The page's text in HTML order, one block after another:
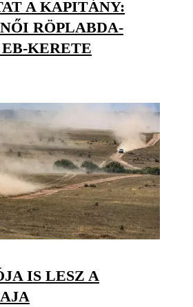
A KAPITÁNY:
RÖPLABDA-
KERETE
IS LESZ A